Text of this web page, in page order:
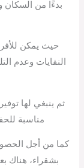
بدءًا من السكان
حيث يمكن
النفايات وعدم
ثم ينبغي لها
مناسبة
كما من أجل
بشقراء، هناك